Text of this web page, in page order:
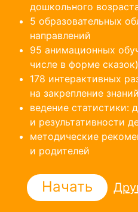
дошкольного
5 образовательных
направлений
95 анимационных
числе в форме сказок)
178 интерактивных
на закрепление знаний
ведение статистики:
и результативности
методические
и родителей
Начать